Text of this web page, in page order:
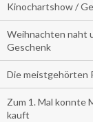
Kinochartshow /
Weihnachten naht
Geschenk
Die meistgehörten
Zum 1. Mal konnte
kauft